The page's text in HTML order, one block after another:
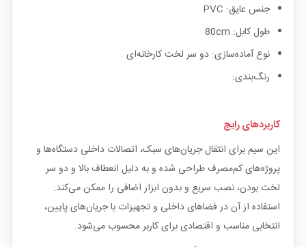
جنس عایق: PVC
طول کابل: 80cm
نوع آماده‌سازی: دو سر لخت کارخانه‌ای
رنگ‌بندی:
کاربردهای رایج
این سیم برای انتقال جریان‌های سبک، اتصالات داخلی دستگاه‌ها و
پروژه‌های کم‌مصرف طراحی شده و به دلیل انعطاف بالا و دو سر
لخت بودن، نصب سریع و بدون ابزار اضافی را ممکن می‌کند.
استفاده از آن در فضاهای داخلی و تجهیزات با جریان‌های پایین،
انتخابی مناسب و اقتصادی برای کاربر محسوب می‌شود.